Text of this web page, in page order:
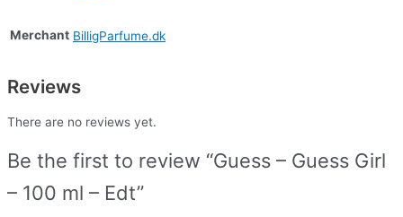
Merchant BilligParfume.dk
Reviews
There are no reviews yet.
Be the first to review “Guess – Guess Girl
– 100 ml – Edt”